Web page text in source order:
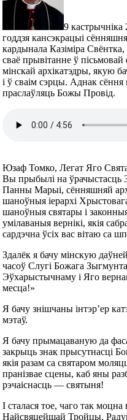
9 кастрычніка
годдзя кансэкрацыі
кардынала Казіміра Свёнтка,
сваё прывітанне ў
мінскай архікатэдры, якую
і ў сваім сэрцы. Аднак сёння
праслаўляць Божы Провід.
Юзаф Томко, Легат Яго
Вы прыбылі на ўрачыстасць
Панны Марыі, сённяшняй
шаноўныя іерархі
шаноўныя святары і
умілаваныя вернікі, якія
сардэчна ўсіх вас вітаю са
Здалёк я бачу мінскую
часоў Слугі Божага
Эўхарыстычнаму і Яго
месца!»
Я бачу знішчаны інтэр’ер
мэтаў.
Я бачу прымацаваную да
закрыць знак прысутнасці
якія разам са святаром
пранізвае сцены, каб яны
рэчаіснасць — святыня!
І сталася тое, чаго так
Найсвяцейшай Тройцы.